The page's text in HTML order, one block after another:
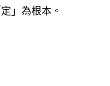
」為根本。